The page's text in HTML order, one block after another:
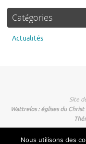
Catégories
Actualités
Site
Wattrelos : églises du
Nous utilisons des